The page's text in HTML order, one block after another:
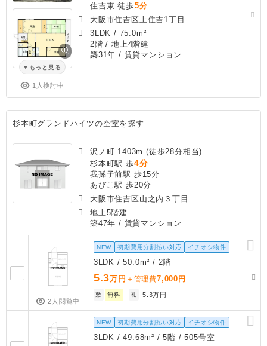
もっと見る
1人検討中
住吉東 徒歩5分
大阪市住吉区上住吉1丁目
3LDK / 75.0m²
2階 / 地上4階建
築31年 / 賃貸マンション
杉本町グランドハイツの空室を探す
沢ノ町 1403m (徒歩28分相当)
杉本町駅 歩4分
我孫子前駅 歩15分
あびこ駅 歩20分
大阪市住吉区山之内３丁目
地上5階建
築47年 / 賃貸マンション
2人閲覧中
NEW 初期費用分割払い対応 イチオシ物件
3LDK / 50.0m² / 2階
5.3万円 ＋管理費7,000 円
敷 無料 礼 5.3万円
NEW 初期費用分割払い対応 イチオシ物件
3LDK / 49.68m² / 5階 / 505号室